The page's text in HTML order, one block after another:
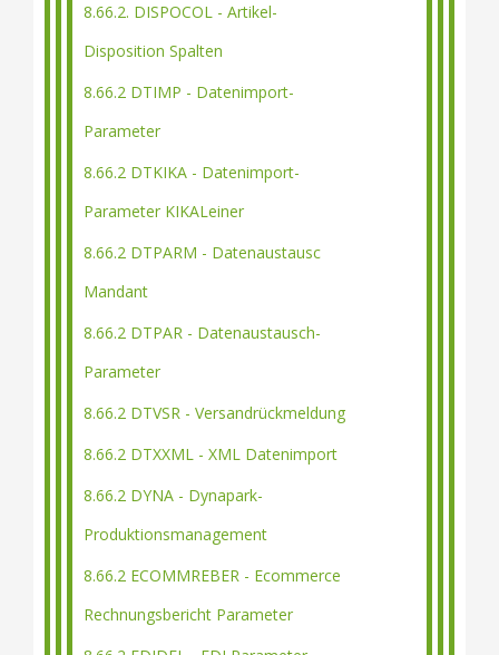
8.66.2. DISPOCOL - Artikel-
Disposition Spalten
8.66.2 DTIMP - Datenimport-
Parameter
8.66.2 DTKIKA - Datenimport-
Parameter KIKALeiner
8.66.2 DTPARM - Datenaustausc
Mandant
8.66.2 DTPAR - Datenaustausch-
Parameter
8.66.2 DTVSR - Versandrückmeldung
8.66.2 DTXXML - XML Datenimport
8.66.2 DYNA - Dynapark-
Produktionsmanagement
8.66.2 ECOMMREBER - Ecommerce
Rechnungsbericht Parameter